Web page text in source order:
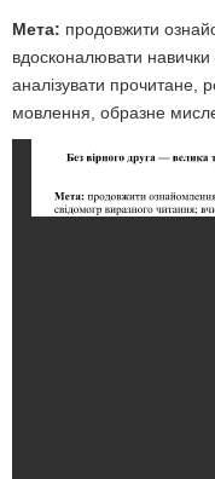
Мета: продовжити
вдосконалювати навички
аналізувати прочитане,
мовлення, образне